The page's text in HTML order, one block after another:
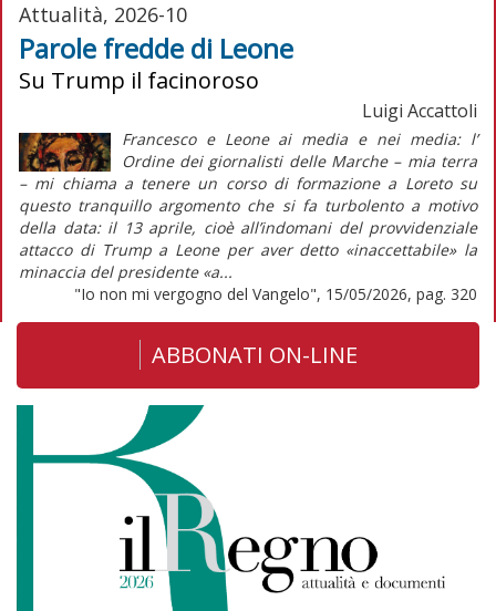
Attualità, 2026-10
Parole fredde di Leone
Su Trump il facinoroso
Luigi Accattoli
Francesco e Leone ai media e nei media: l’
Ordine dei giornalisti delle Marche – mia terra
– mi chiama a tenere un corso di formazione a Loreto su
questo tranquillo argomento che si fa turbolento a motivo
della data: il 13 aprile, cioè all’indomani del provvidenziale
attacco di Trump a Leone per aver detto «inaccettabile» la
minaccia del presidente «a...
"Io non mi vergogno del Vangelo", 15/05/2026, pag. 320
ABBONATI ON-LINE